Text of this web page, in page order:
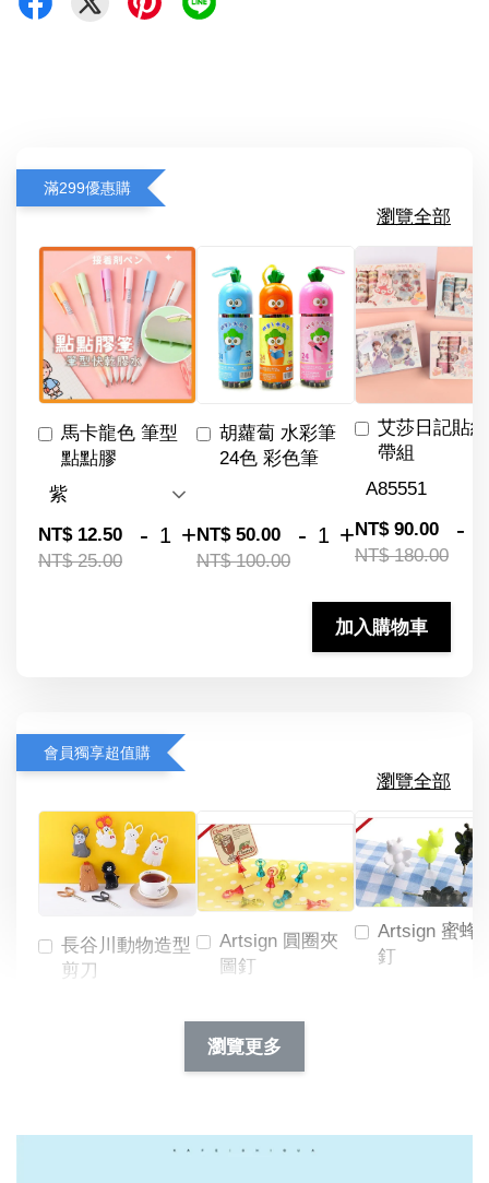
滿299優惠購
瀏覽全部
馬卡龍色 筆型
點點膠
NT$ 12.50
NT$ 25.00
- +
胡蘿蔔 水彩筆
24色 彩色筆
NT$ 50.00
NT$ 100.00
- +
艾莎日記貼
帶組
NT$ 90.00
NT$ 180.00
-
加入購物車
會員獨享超值購
瀏覽全部
長谷川動物造型
剪刀
Artsign 圓圈夾
圖釘
NT$ 19.00
NT$ 66.00
Artsign 蜜蜂
釘
加入購物車
瀏覽更多